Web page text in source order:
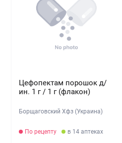
Цефопектам порошок д/
ин. 1 г / 1 г (флакон)
Борщаговский Хфз (Украина)
По рецепту в 14 аптеках